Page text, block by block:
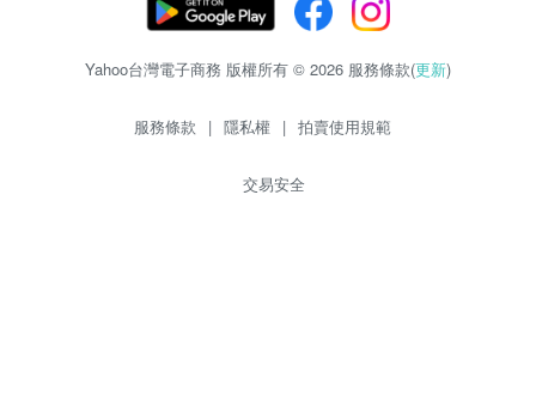
Yahoo台灣電子商務 版權所有 © 2026 服務條款(更新)
服務條款 | 隱私權 | 拍賣使用規範
交易安全